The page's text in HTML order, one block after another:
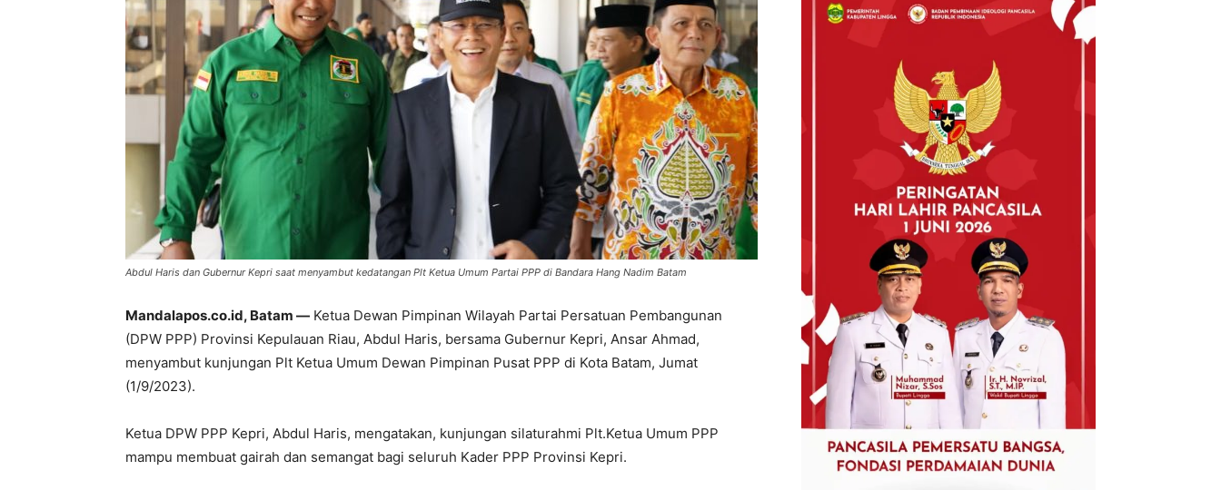
Abdul Haris dan Gubernur Kepri saat menyambut kedatangan Plt Ketua Umum Partai PPP di Bandara Hang Nadim Batam
Mandalapos.co.id, Batam — Ketua Dewan Pimpinan Wilayah Partai Persatuan Pembangunan
(DPW PPP) Provinsi Kepulauan Riau, Abdul Haris, bersama Gubernur Kepri, Ansar Ahmad,
menyambut kunjungan Plt Ketua Umum Dewan Pimpinan Pusat PPP di Kota Batam, Jumat
(1/9/2023).
Ketua DPW PPP Kepri, Abdul Haris, mengatakan, kunjungan silaturahmi Plt.Ketua Umum PPP
mampu membuat gairah dan semangat bagi seluruh Kader PPP Provinsi Kepri.